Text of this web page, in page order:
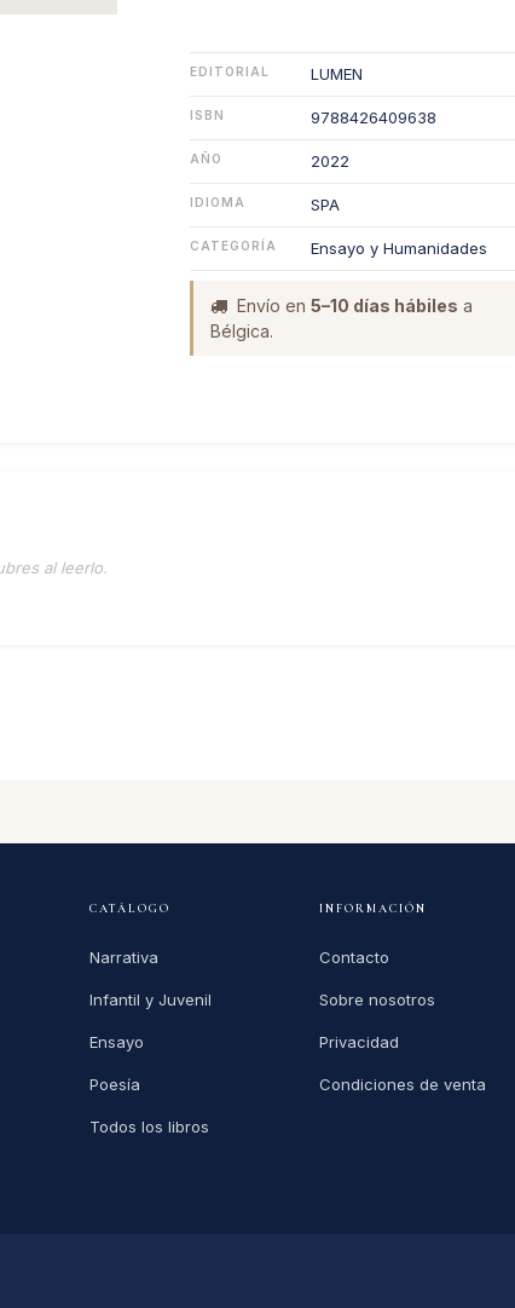
EDITORIAL LUMEN
ISBN 9788426409638
AÑO 2022
IDIOMA SPA
CATEGORÍA Ensayo y Humanidades
Envío en 5–10 días hábiles a
Bélgica.
al leerlo.
CATÁLOGO
Narrativa
Infantil y Juvenil
Ensayo
Poesía
Todos los libros
INFORMACIÓN
Contacto
Sobre nosotros
Privacidad
Condiciones de venta